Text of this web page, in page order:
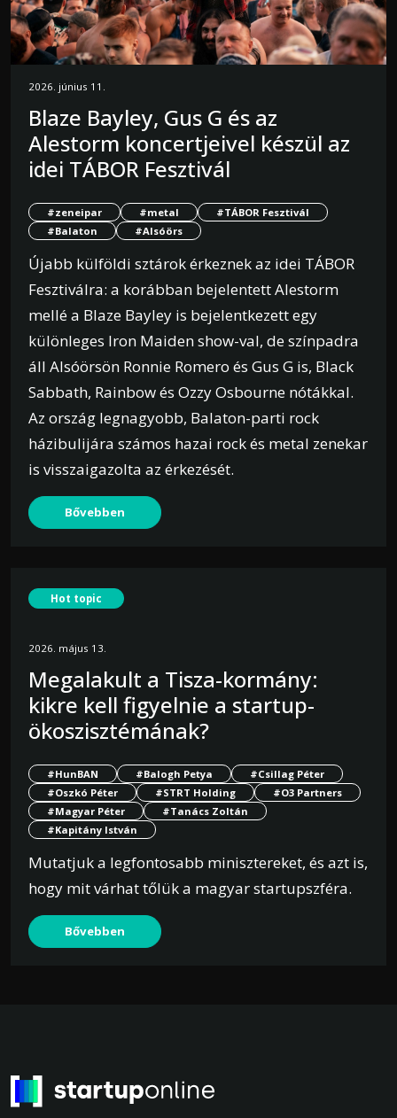
2026. június 11.
Blaze Bayley, Gus G és az
Alestorm koncertjeivel készül az
idei TÁBOR Fesztivál
#zeneipar #metal
#TÁBOR Fesztivál
#Balaton
#Alsóörs
Újabb külföldi sztárok érkeznek az idei TÁBOR
Fesztiválra: a korábban bejelentett Alestorm
mellé a Blaze Bayley is bejelentkezett egy
különleges Iron Maiden show-val, de színpadra
áll Alsóörsön Ronnie Romero és Gus G is, Black
Sabbath, Rainbow és Ozzy Osbourne nótákkal.
Az ország legnagyobb, Balaton-parti rock
házibulijára számos hazai rock és metal zenekar
is visszaigazolta az érkezését.
Bővebben
Hot topic
2026. május 13.
Megalakult a Tisza-kormány:
kikre kell figyelnie a startup-
ökoszisztémának?
#HunBAN #Balogh Petya
#Csillag Péter
#Oszkó Péter
#STRT Holding
#O3 Partners
#Magyar Péter
#Tanács Zoltán
#Kapitány István
Mutatjuk a legfontosabb minisztereket, és azt is,
hogy mit várhat tőlük a magyar startupszféra.
Bővebben